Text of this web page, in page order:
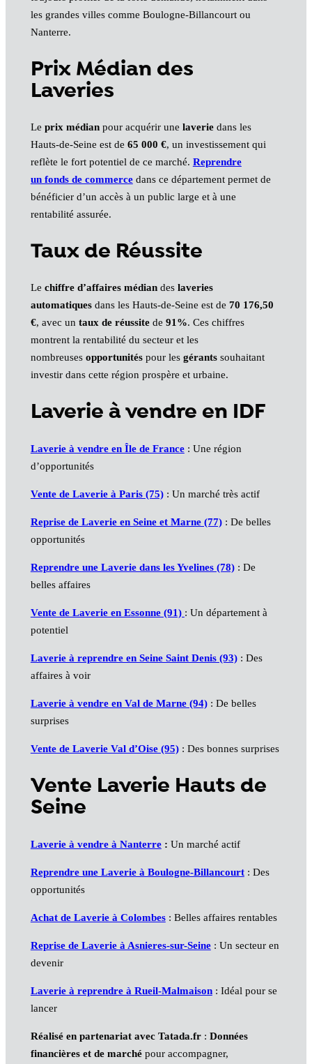
les grandes villes comme Boulogne-Billancourt ou
Nanterre.
Prix Médian des
Laveries
Le prix médianpour acquérir une laveriedans les
Hauts-de-Seine est de 65 000 €, un investissement qui
reflète le fort potentiel de ce marché. Reprendre
un fonds de commercedans ce département permet de
bénéficier d’un accès à un public large et à une
rentabilité assurée.
Taux de Réussite
Le chiffre d’affaires médiandes laveries
automatiquesdans les Hauts-de-Seine est de 70 176,50
€, avec un taux de réussitede 91%. Ces chiffres
montrent la rentabilité du secteur et les
nombreuses opportunitéspour les gérantssouhaitant
investir dans cette région prospère et urbaine.
Laverie à vendre en IDF
Laverie à vendre en Île de France: Une région
d’opportunités
Vente de Laverie à Paris (75): Un marché très actif
Reprise de Laverie en Seine et Marne (77): De belles
opportunités
Reprendre une Laverie dans les Yvelines (78): De
belles affaires
Vente de Laverie en Essonne (91) : Un département à
potentiel
Laverie à reprendre en Seine Saint Denis (93): Des
affaires à voir
Laverie à vendre en Val de Marne (94): De belles
surprises
Vente de Laverie Val d’Oise (95): Des bonnes surprises
Vente Laverie Hauts de
Seine
Laverie à vendre à Nanterre: Un marché actif
Reprendre une Laverie à Boulogne-Billancourt : Des
opportunités
Achat de Laverie à Colombes: Belles affaires rentables
Reprise de Laverie à Asnieres-sur-Seine: Un secteur en
devenir
Laverie à reprendre à Rueil-Malmaison: Idéal pour se
lancer
Réalisé en partenariat avec Tatada.fr: Données
financières et de marchépour accompagner,